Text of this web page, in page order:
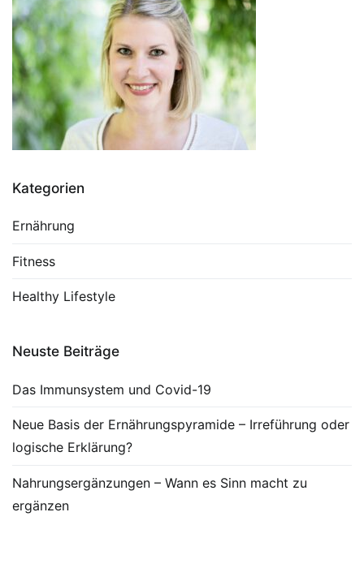
Kategorien
Ernährung
Fitness
Healthy Lifestyle
Neuste Beiträge
Das Immunsystem und Covid-19
Neue Basis der Ernährungspyramide – Irreführung oder
logische Erklärung?
Nahrungsergänzungen – Wann es Sinn macht zu
ergänzen